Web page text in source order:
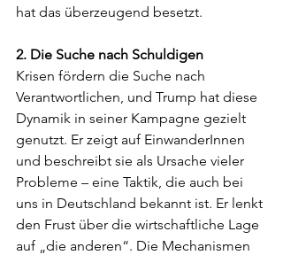
hat das überzeugend besetzt.
2. Die Suche nach Schuldigen
Krisen fördern die Suche nach
Verantwortlichen, und Trump hat diese
Dynamik in seiner Kampagne gezielt
genutzt. Er zeigt auf EinwanderInnen
und beschreibt sie als Ursache vieler
Probleme – eine Taktik, die auch bei
uns in Deutschland bekannt ist. Er lenkt
den Frust über die wirtschaftliche Lage
auf „die anderen“. Die Mechanismen